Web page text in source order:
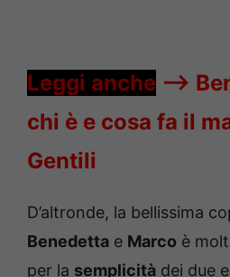
Leggi anche —->
chi è e cosa fa il
Gentili
D’altronde, la bellissima
Benedetta e Marco è
per la semplicità dei due